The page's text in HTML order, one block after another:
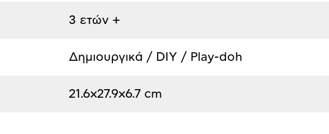
3 ετών +
Δημιουργικά / DIY / Play-doh
21.6x27.9x6.7 cm